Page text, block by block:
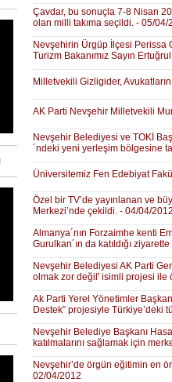
Çavdar, bu sonuçla 7-8 Nisan
olan milli takıma seçildi. - 05/04/
Nevşehirin Ürgüp İlçesi Perissa
Turizm Bakanımız Sayın
Milletvekili Gizligider,
AK Parti Nevşehir Milletvekili
Nevşehir Belediyesi ve TOKİ
´ndeki yeni yerleşim bölgesine
Üniversitemiz Fen Edebiyat
Özel bir TV’de yayınlanan ve
Merkezi’nde çekildi. - 04/04/
Almanya´nın Forzaimhe kenti
Gurulkan´ın da katıldığı
Nevşehir Belediyesi AK Parti
olmak zor değil' isimli projesi ile
Ak Parti Yerel Yönetimler
Destek” projesiyle Türkiye’deki
Nevşehir Belediye Başkanı
katılmalarını sağlamak için
Nevşehir’de örgün eğitimin en
02/04/2012